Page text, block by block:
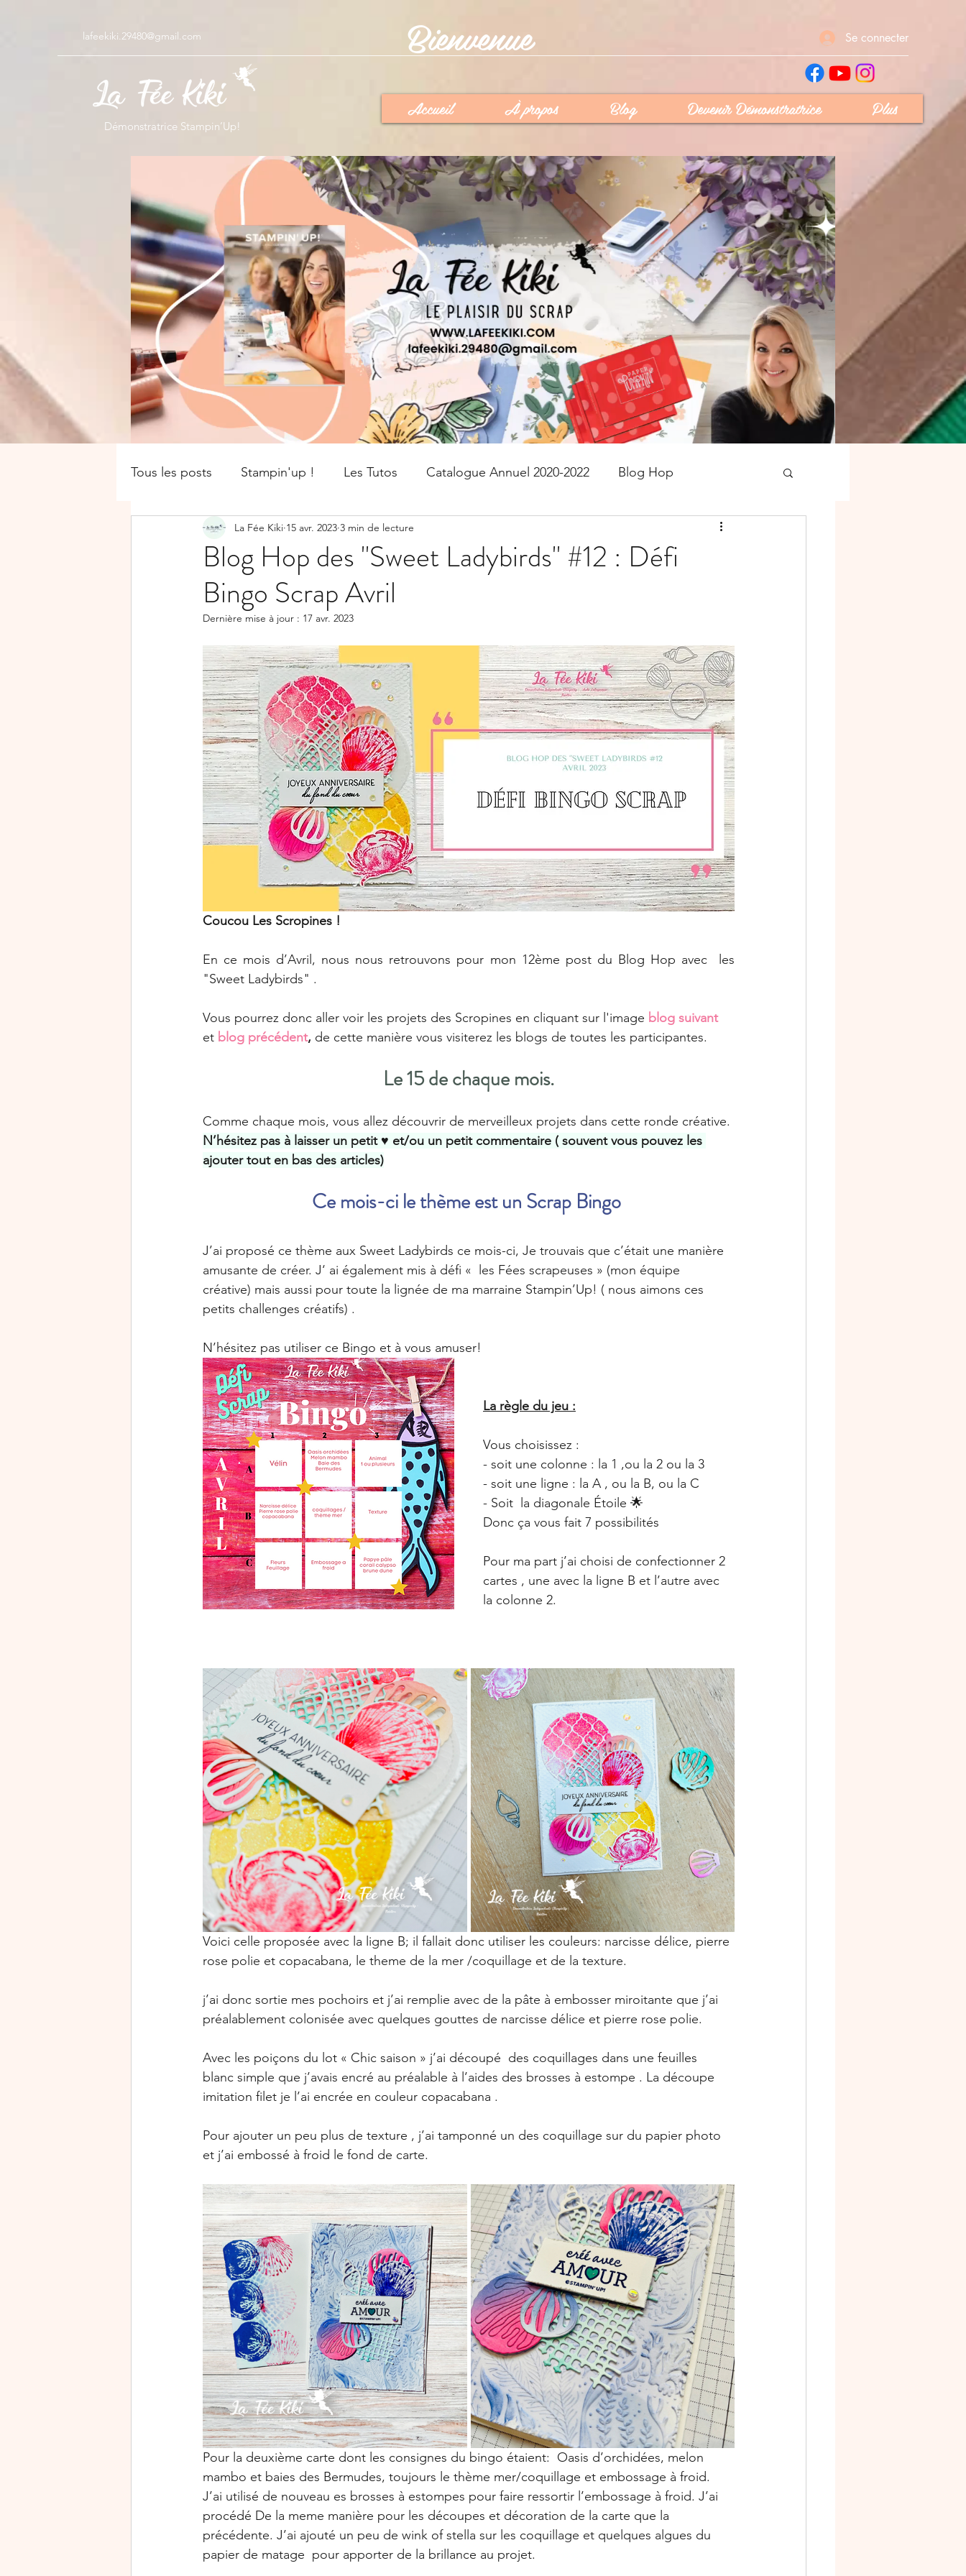
lafeekiki.29480@gmail.com Se connecter
Démonstratrice Stampin’Up!
Accueil À propos Blog Devenir Démonstratrice Plus
Bienvenue
Tous les posts Stampin'up ! Les Tutos Catalogue Annuel 2020-2022 Blog Hop
catalogue saisonnier Offres kits
SALE-A-BRATION Livraison gratuite
Rejoindre Stampin’Up! Carte Promotion Catalogue annuel 2022-2023
Journée mondiale de la carterie Évènement Carterie Mini album Anniversaire
Halloween Exclusivité catalogue annuel 2023-2024 Automne 🍂 Tags Ateliers scrap
Blog Hop des "Sweet Ladybirds" #12 : Défi
Bingo Scrap Avril
La Fée Kiki 15 avr. 2023 3 min de lecture
Dernière mise à jour : 17 avr. 2023
Coucou Les Scropines !
En ce mois d’Avril, nous nous retrouvons pour mon 12ème post du Blog Hop avec  les
"Sweet Ladybirds" .
Vous pourrez donc aller voir les projets des Scropines en cliquant sur l'image blog suivant
et blog précédent, de cette manière vous visiterez les blogs de toutes les participantes.
Le 15 de chaque mois.
Comme chaque mois, vous allez découvrir de merveilleux projets dans cette ronde créative.
N’hésitez pas à laisser un petit ♥️ et/ou un petit commentaire ( souvent vous pouvez les
ajouter tout en bas des articles)
Ce mois-ci le thème est un Scrap Bingo
J’ai proposé ce thème aux Sweet Ladybirds ce mois-ci, Je trouvais que c’était une manière
amusante de créer. J‘ ai également mis à défi «  les Fées scrapeuses » (mon équipe
créative) mais aussi pour toute la lignée de ma marraine Stampin’Up! ( nous aimons ces
petits challenges créatifs) .
N’hésitez pas utiliser ce Bingo et à vous amuser!
La règle du jeu :
Vous choisissez :
- soit une colonne : la 1 ,ou la 2 ou la 3
- soit une ligne : la A , ou la B, ou la C
- Soit  la diagonale Étoile 🌟
Donc ça vous fait 7 possibilités
Pour ma part j’ai choisi de confectionner 2
cartes , une avec la ligne B et l’autre avec
la colonne 2.
Voici celle proposée avec la ligne B; il fallait donc utiliser les couleurs: narcisse délice, pierre
rose polie et copacabana, le theme de la mer /coquillage et de la texture.
j’ai donc sortie mes pochoirs et j’ai remplie avec de la pâte à embosser miroitante que j’ai
préalablement colonisée avec quelques gouttes de narcisse délice et pierre rose polie.
Avec les poiçons du lot « Chic saison » j’ai découpé  des coquillages dans une feuilles
blanc simple que j’avais encré au préalable à l’aides des brosses à estompe . La découpe
imitation filet je l’ai encrée en couleur copacabana .
Pour ajouter un peu plus de texture , j’ai tamponné un des coquillage sur du papier photo
et j’ai embossé à froid le fond de carte.
Pour la deuxième carte dont les consignes du bingo étaient:  Oasis d’orchidées, melon
mambo et baies des Bermudes, toujours le thème mer/coquillage et embossage à froid.
J’ai utilisé de nouveau es brosses à estompes pour faire ressortir l’embossage à froid. J’ai
procédé De la meme manière pour les découpes et décoration de la carte que la
précédente. J’ai ajouté un peu de wink of stella sur les coquillage et quelques algues du
papier de matage  pour apporter de la brillance au projet.